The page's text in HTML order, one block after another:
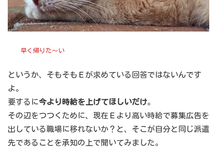
早く帰りた～い
というか、そもそもＥが求めている回答ではないんです
よ。
要するに今より時給を上げてほしいだけ。
その辺をつつくために、現在Ｅより高い時給で募集広告を
出している職場に移れないか？と、そこが自分と同じ派遣
先であることを承知の上で聞いてみました。